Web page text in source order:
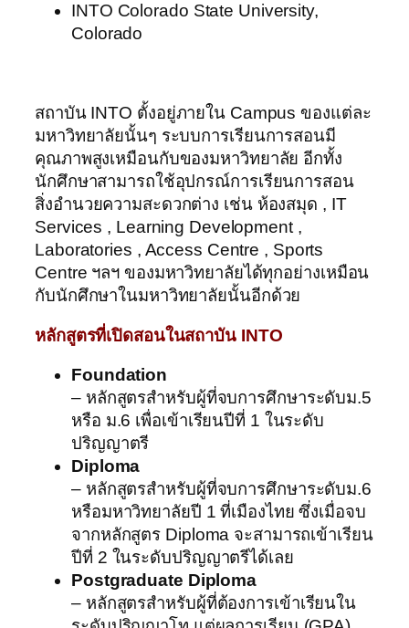
INTO Colorado State University,
Colorado
สถาบัน INTO ตั้งอยู่ภายใน Campus ของแต่ละ
มหาวิทยาลัยนั้นๆ ระบบการเรียนการสอนมี
คุณภาพสูงเหมือนกับของมหาวิทยาลัย อีกทั้ง
นักศึกษาสามารถใช้อุปกรณ์การเรียนการสอน
สิ่งอำนวยความสะดวกต่าง เช่น ห้องสมุด , IT
Services , Learning Development ,
Laboratories , Access Centre , Sports
Centre ฯลฯ ของมหาวิทยาลัยได้ทุกอย่างเหมือน
กับนักศึกษาในมหาวิทยาลัยนั้นอีกด้วย
หลักสูตรที่เปิดสอนในสถาบัน INTO
Foundation
– หลักสูตรสำหรับผู้ที่จบการศึกษาระดับม.5
หรือ ม.6 เพื่อเข้าเรียนปีที่ 1 ในระดับ
ปริญญาตรี
Diploma
– หลักสูตรสำหรับผู้ที่จบการศึกษาระดับม.6
หรือมหาวิทยาลัยปี 1 ที่เมืองไทย ซึ่งเมื่อจบ
จากหลักสูตร Diploma จะสามารถเข้าเรียน
ปีที่ 2 ในระดับปริญญาตรีได้เลย
Postgraduate Diploma
– หลักสูตรสำหรับผู้ที่ต้องการเข้าเรียนใน